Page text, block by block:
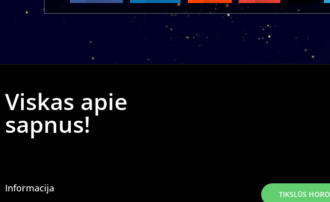
Viskas apie
sapnus!
Informacija
TIKSLŪS